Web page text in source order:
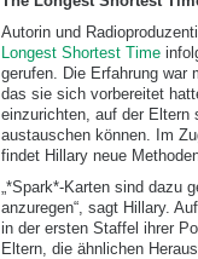
Autorin und
Longest Shortest Time
gerufen. Die Erfahrung war
das sie sich vorbereitet
einzurichten, auf der Eltern
austauschen können. Im
findet Hillary neue
„*Spark*-Karten sind dazu
anzuregen“, sagt Hillary.
in der ersten Staffel ihrer
Eltern, die ähnlichen